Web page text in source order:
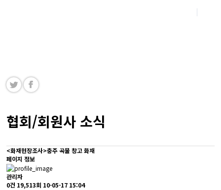
협회/회원사 소식
<화재현장조사>충주 곡물 창고 화재
페이지 정보
관리자
0건 19,513회 10-05-17 15:04